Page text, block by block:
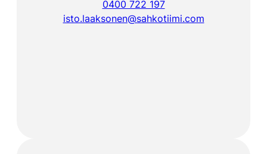
0400 722 197
isto.laaksonen@sahkotiimi.com